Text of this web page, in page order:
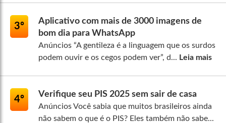
3º
Aplicativo com mais de 3000 imagens de
bom dia para WhatsApp
Anúncios “A gentileza é a linguagem que os surdos
podem ouvir e os cegos podem ver”, d... Leia mais
4º
Verifique seu PIS 2025 sem sair de casa
Anúncios Você sabia que muitos brasileiros ainda
não sabem o que é o PIS? Eles também não sabe...